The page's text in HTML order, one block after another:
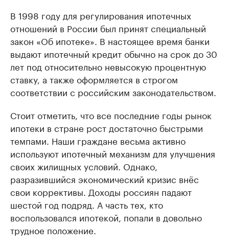
В 1998 году для регулирования ипотечных
отношений в России был принят специальный
закон «Об ипотеке». В настоящее время банки
выдают ипотечный кредит обычно на срок до 30
лет под относительно невысокую процентную
ставку, а также оформляется в строгом
соответствии с российским законодательством.
Стоит отметить, что все последние годы рынок
ипотеки в стране рост достаточно быстрыми
темпами. Наши граждане весьма активно
используют ипотечный механизм для улучшения
своих жилищных условий. Однако,
разразившийся экономический кризис внёс
свои коррективы. Доходы россиян падают
шестой год подряд. А часть тех, кто
воспользовался ипотекой, попали в довольно
трудное положение.